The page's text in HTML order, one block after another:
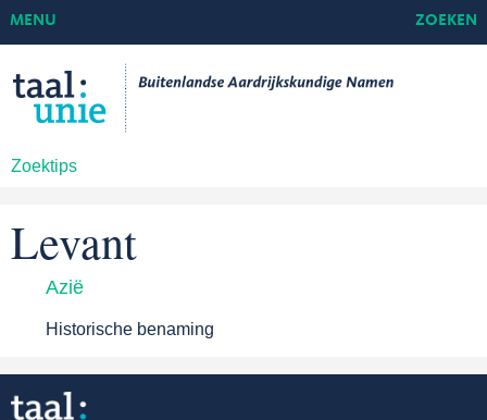
Zoektips
MENU ZOEKEN
Levant
Azië
Historische benaming